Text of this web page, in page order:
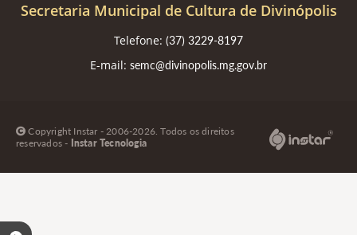
Secretaria Municipal de Cultura de Divinópolis
Telefone: (37) 3229-8197
E-mail: semc@divinopolis.mg.gov.br
Copyright Instar - 2006-2026. Todos os direitos
reservados - Instar Tecnologia